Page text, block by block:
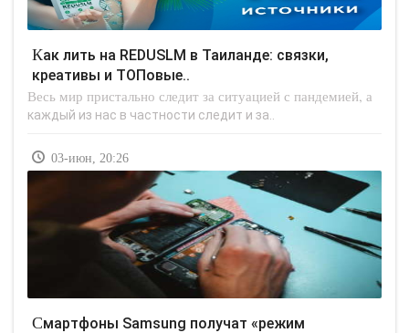
Как лить на REDUSLM в Таиланде: связки,
креативы и ТОПовые..
Весь мир пристально следит за ситуацией с пандемией, а
каждый из нас в частности следит и за..
03-июн, 20:26
Смартфоны Samsung получат «режим